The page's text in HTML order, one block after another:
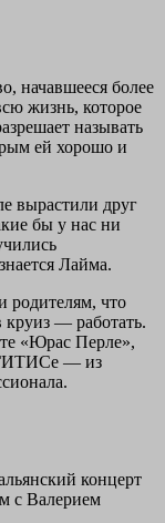
начавшееся более
жизнь, которое
называть
ей хорошо и
вырастили друг
бы у нас ни
Лайма.
родителям, что
круиз — работать.
«Юрас Перле»,
ГИТИСе — из
концерт
с Валерием